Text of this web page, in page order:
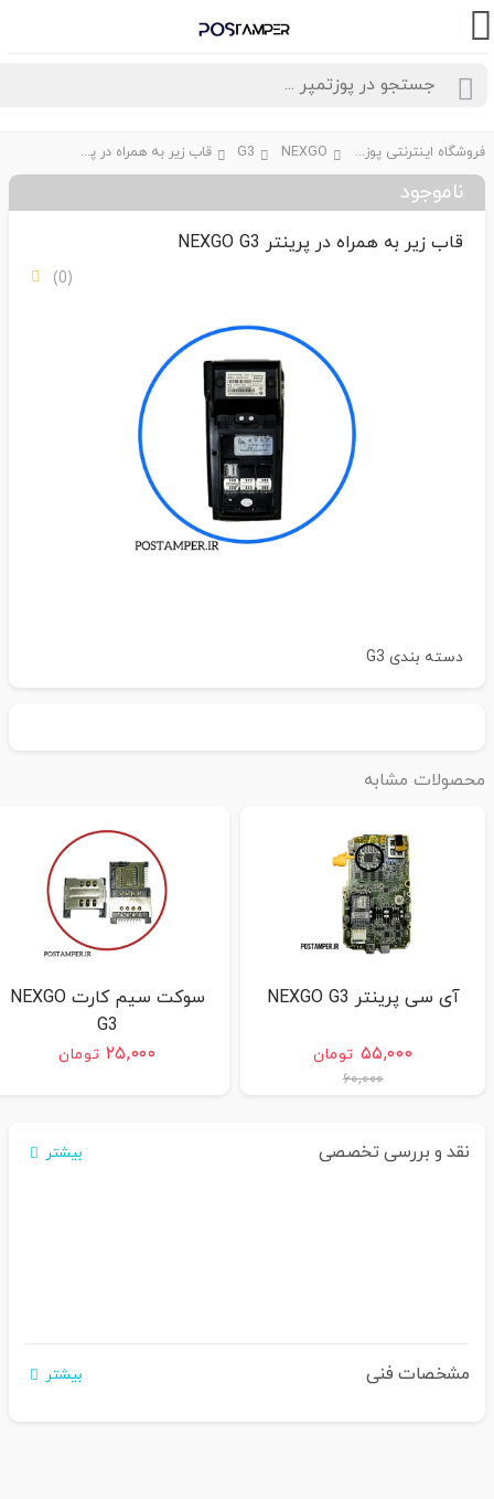
فروشگاه اینترنتی پوزتمپر NEXGO
G3 قاب زیر به همراه در پرینتر NEXGO G3
ناموجود
قاب زیر به همراه در پرینتر NEXGO G3
دسته بندیG3
مشابه
آی سی پرینتر NEXGO G3
۵۵,۰۰۰ تومان
۶۰,۰۰۰
سوکت سیم کارت NEXGO
G3
۲۵,۰۰۰ تومان
نقد و بررسی تخصصی بیشتر
مشخصات فنی بیشتر